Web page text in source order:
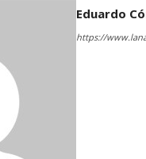
Eduardo
https://